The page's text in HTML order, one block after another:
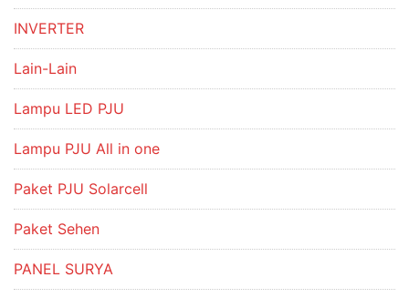
INVERTER
Lain-Lain
Lampu LED PJU
Lampu PJU All in one
Paket PJU Solarcell
Paket Sehen
PANEL SURYA